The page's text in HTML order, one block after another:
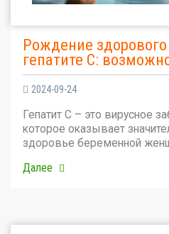
Рождение
гепатите С:
2024-09-24
Гепатит С – это вирусное
которое оказывает
здоровье беременной
Далее